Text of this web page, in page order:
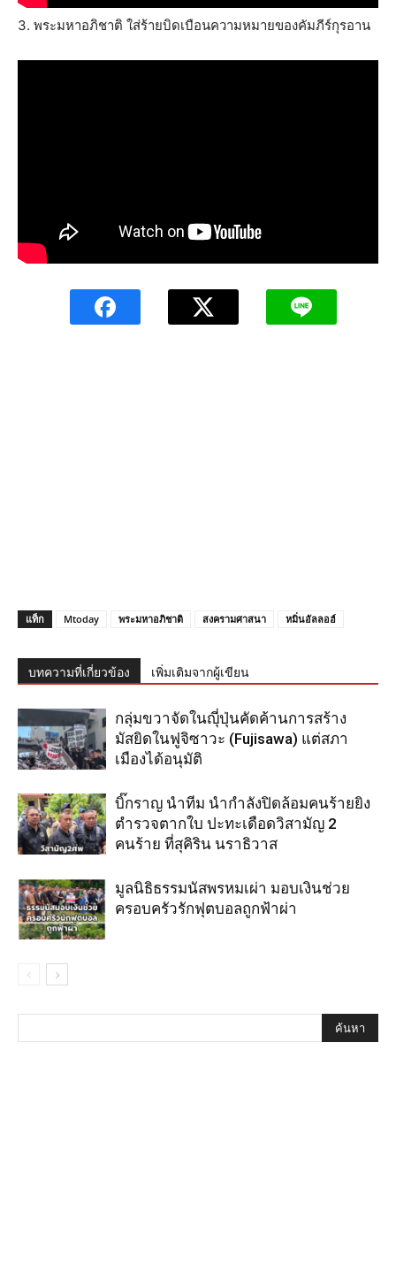
3. พระมหาอภิชาติ ใส่ร้ายบิดเบือนความหมายของคัมภีร์กุรอาน
แท็ก Mtoday พระมหาอภิชาติ สงครามศาสนา หมิ่นอัลลอฮ์
บทความที่เกี่ยวข้อง เพิ่มเติมจากผู้เขียน
กลุ่มขวาจัดในญุี่ปุ่นคัดค้านการสร้าง
มัสยิดในฟูจิซาวะ (Fujisawa) แต่สภา
เมืองได้อนุมัติ
บิ๊กราญ นำทีม นำกำลังปิดล้อมคนร้ายยิง
ตำรวจตากใบ ปะทะเดือดวิสามัญ 2
คนร้าย ที่สุคิริน นราธิวาส
มูลนิธิธรรมนัสพรหมเผ่า มอบเงินช่วย
ครอบครัวรักฟุตบอลถูกฟ้าผ่า